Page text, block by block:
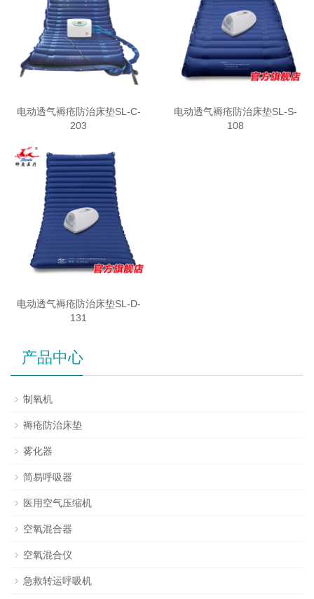
电动透气褥疮防治床垫SL-C-
203
电动透气褥疮防治床垫SL-S-
108
电动透气褥疮防治床垫SL-D-
131
产品中心
制氧机
褥疮防治床垫
雾化器
简易呼吸器
医用空气压缩机
空氧混合器
空氧混合仪
急救转运呼吸机